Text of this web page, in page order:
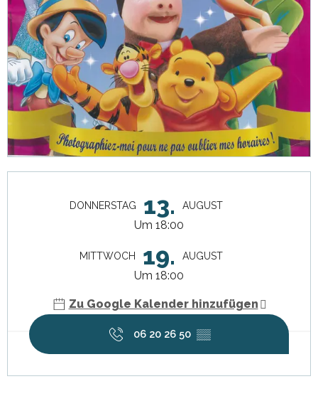
DONNERSTAG 13. AUGUST
Um 18:00
MITTWOCH 19. AUGUST
Um 18:00
Zu Google Kalender hinzufügen
06 20 26 50 ▒▒